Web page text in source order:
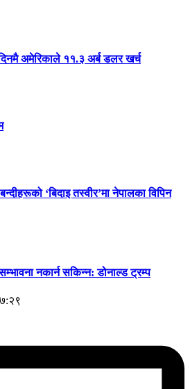
अमेरिकाले ११.३ अर्ब डलर खर्च
‘बिदाइ तस्वीर’मा नेपालका विपिन
नकार्न सकिन्न: डोनाल्ड ट्रम्प